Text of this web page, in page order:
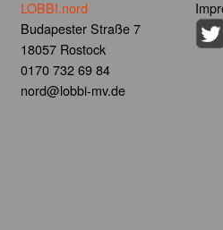
LOBBI.nord
Budapester Straße 7
18057 Rostock
0170 732 69 84
nord@lobbi-mv.de